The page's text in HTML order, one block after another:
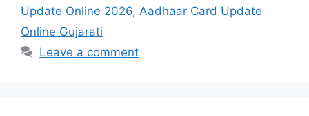
Update Online 2026, Aadhaar Card Update
Online Gujarati
Leave a comment